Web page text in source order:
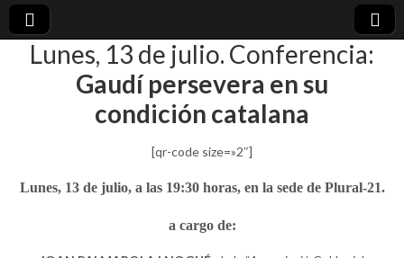
plural-
21.org
Lunes, 13 de julio. Conferencia:
Gaudí persevera en su
condición catalana
[qr-code size=»2″]
Lunes, 13 de julio, a las 19:30 horas, en la sede de Plural-21.
a cargo de: